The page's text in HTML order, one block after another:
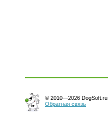
© 2010—2026 DogSoft.ru
Обратная связь